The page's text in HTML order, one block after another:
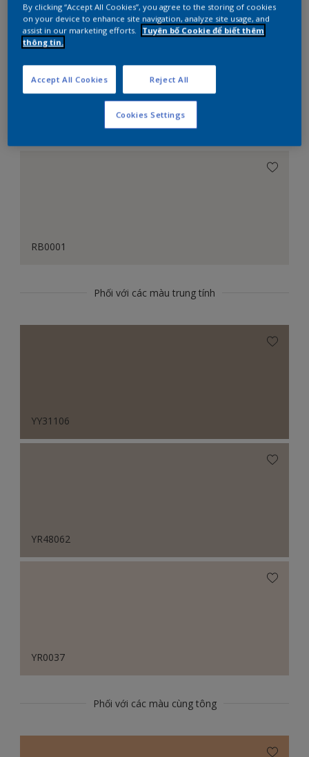
Gợi ý phối màu
The Perfect White
RB0001
Phối với các màu trung tính
YY31106
YR48062
YR0037
Phối với các màu cùng tông
By clicking “Accept All Cookies”, you agree to the storing of cookies
on your device to enhance site navigation, analyze site usage, and
assist in our marketing efforts.
Tuyên bố Cookie để biết thêm
thông tin.
Reject All
Accept All Cookies
Cookies Settings